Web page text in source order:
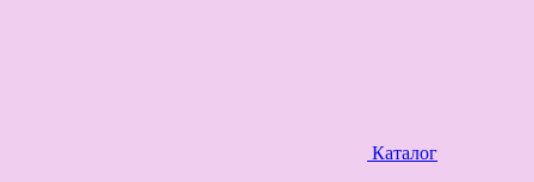
Каталог